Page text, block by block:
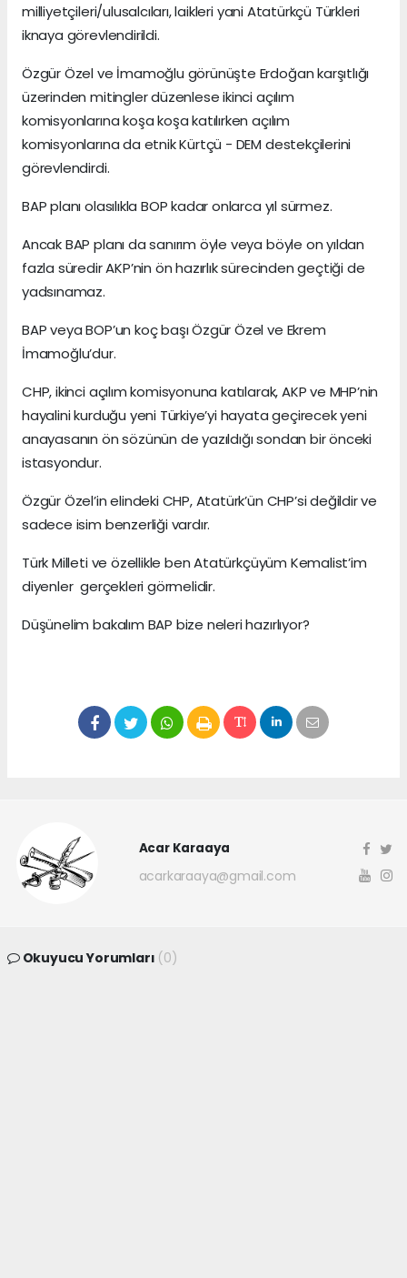
milliyetçileri/ulusalcıları, laikleri yani Atatürkçü Türkleri
iknaya görevlendirildi.
Özgür Özel ve İmamoğlu görünüşte Erdoğan karşıtlığı
üzerinden mitingler düzenlese ikinci açılım
komisyonlarına koşa koşa katılırken açılım
komisyonlarına da etnik Kürtçü - DEM destekçilerini
görevlendirdi.
BAP planı olasılıkla BOP kadar onlarca yıl sürmez.
Ancak BAP planı da sanırım öyle veya böyle on yıldan
fazla süredir AKP’nin ön hazırlık sürecinden geçtiği de
yadsınamaz.
BAP veya BOP’un koç başı Özgür Özel ve Ekrem
İmamoğlu’dur.
CHP, ikinci açılım komisyonuna katılarak, AKP ve MHP’nin
hayalini kurduğu yeni Türkiye’yi hayata geçirecek yeni
anayasanın ön sözünün de yazıldığı sondan bir önceki
istasyondur.
Özgür Özel’in elindeki CHP, Atatürk’ün CHP’si değildir ve
sadece isim benzerliği vardır.
Türk Milleti ve özellikle ben Atatürkçüyüm Kemalist’im
diyenler gerçekleri görmelidir.
Düşünelim bakalım BAP bize neleri hazırlıyor?
Acar Karaaya
acarkaraaya@gmail.com
Okuyucu Yorumları (0)